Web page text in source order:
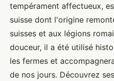
tempérament affectueux,
suisse dont l'origine
suisses et aux légions
douceur, il a été utilisé
les fermes et
de nos jours. Découvrez